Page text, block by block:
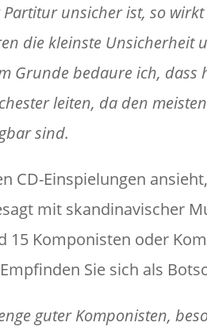
unsicher ist, so
die kleinste Unsicherheit
Grunde bedaure ich,
leiten, da den
sind.
CD-Einspielungen
mit skandinavischer
15 Komponisten oder
Sie sich als
guter Komponisten,